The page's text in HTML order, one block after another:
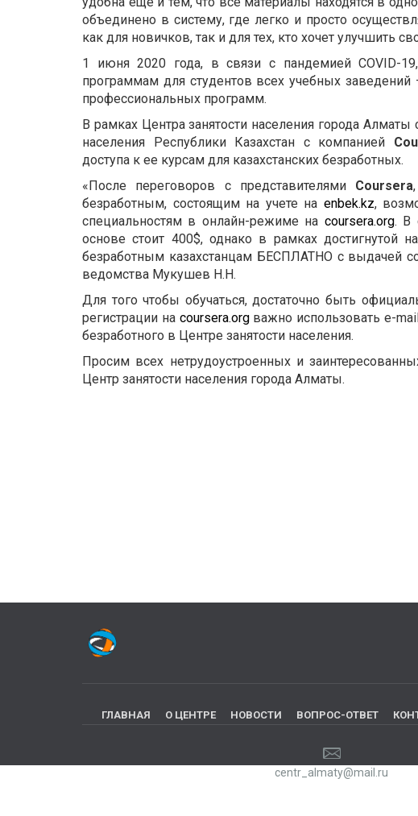
объединено в систему, где легко и просто
как для новичков, так и для тех, кто хочет улучшить
1 июня 2020 года, в связи с пандемией COVID-
программам для студентов всех учебных
профессиональных программ.
В рамках Центра занятости населения города
населения Республики Казахстан с компанией
доступа к ее курсам для казахстанских безработных.
«После переговоров с представителями Coursera
безработным, состоящим на учете на enbek.kz,
специальностям в онлайн-режиме на coursera.org. В
основе стоит 400$, однако в рамках достигнутой
безработным казахстанцам БЕСПЛАТНО с выдачей
ведомства Мукушев Н.Н.
Для того чтобы обучаться, достаточно быть
регистрации на coursera.orgважно использовать e-
безработного в Центре занятости населения.
Просим всех нетрудоустроенных и
Центр занятости населения города Алматы.
ГЛАВНАЯ О ЦЕНТРЕ НОВОСТИ ВОПРОС-ОТВЕТ
centr_almaty@mail.ru